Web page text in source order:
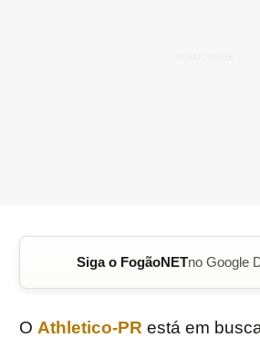
Siga o FogãoNETno Google
O Athletico-PR está em